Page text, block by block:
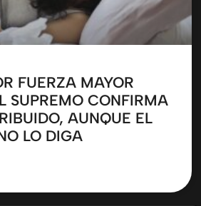
FUERZA MAYOR
SUPREMO CONFIRMA
AUNQUE EL
LO DIGA